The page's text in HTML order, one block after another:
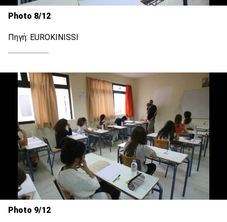
Photo 8/12
Πηγή: EUROKINISSI
Photo 9/12